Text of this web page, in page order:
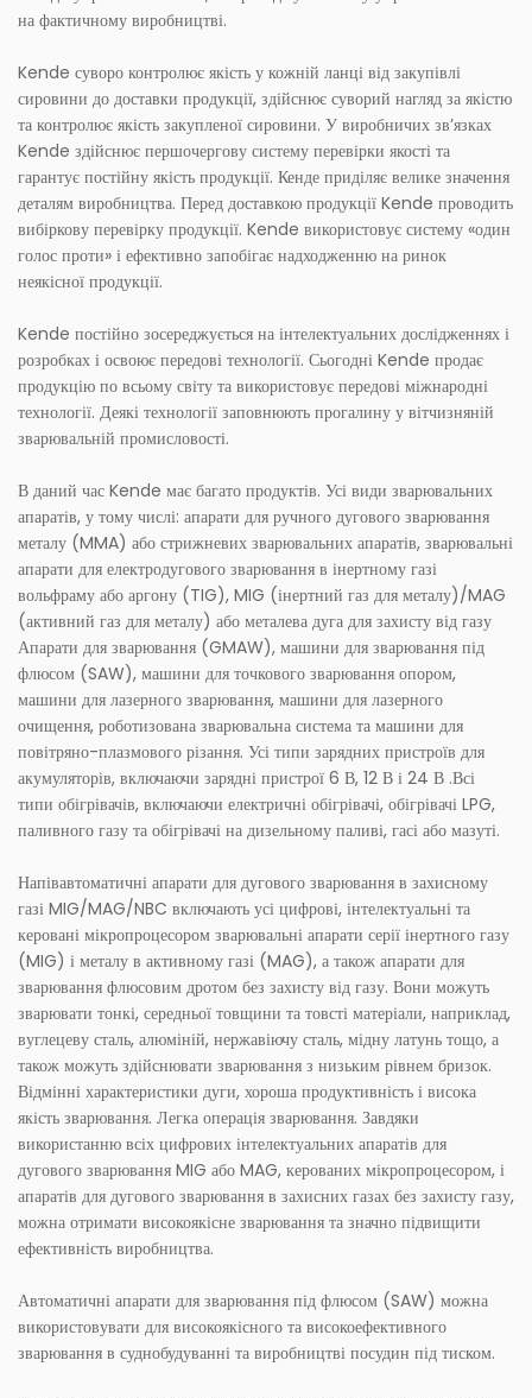
на фактичному виробництві.
Kende суворо контролює якість у кожній ланці від закупівлі
сировини до доставки продукції, здійснює суворий нагляд за якістю
та контролює якість закупленої сировини. У виробничих зв’язках
Kende здійснює першочергову систему перевірки якості та
гарантує постійну якість продукції. Кенде приділяє велике значення
деталям виробництва. Перед доставкою продукції Kende проводить
вибіркову перевірку продукції. Kende використовує систему «один
голос проти» і ефективно запобігає надходженню на ринок
неякісної продукції.
Kende постійно зосереджується на інтелектуальних дослідженнях і
розробках і освоює передові технології. Сьогодні Kende продає
продукцію по всьому світу та використовує передові міжнародні
технології. Деякі технології заповнюють прогалину у вітчизняній
зварювальній промисловості.
В даний час Kende має багато продуктів. Усі види зварювальних
апаратів, у тому числі: апарати для ручного дугового зварювання
металу (MMA) або стрижневих зварювальних апаратів, зварювальні
апарати для електродугового зварювання в інертному газі
вольфраму або аргону (TIG), MIG (інертний газ для металу)/MAG
(активний газ для металу) або металева дуга для захисту від газу
Апарати для зварювання (GMAW), машини для зварювання під
флюсом (SAW), машини для точкового зварювання опором,
машини для лазерного зварювання, машини для лазерного
очищення, роботизована зварювальна система та машини для
повітряно-плазмового різання. Усі типи зарядних пристроїв для
акумуляторів, включаючи зарядні пристрої 6 В, 12 В і 24 В .Всі
типи обігрівачів, включаючи електричні обігрівачі, обігрівачі LPG,
паливного газу та обігрівачі на дизельному паливі, гасі або мазуті.
Напівавтоматичні апарати для дугового зварювання в захисному
газі MIG/MAG/NBC включають усі цифрові, інтелектуальні та
керовані мікропроцесором зварювальні апарати серії інертного газу
(MIG) і металу в активному газі (MAG), а також апарати для
зварювання флюсовим дротом без захисту від газу. Вони можуть
зварювати тонкі, середньої товщини та товсті матеріали, наприклад,
вуглецеву сталь, алюміній, нержавіючу сталь, мідну латунь тощо, а
також можуть здійснювати зварювання з низьким рівнем бризок.
Відмінні характеристики дуги, хороша продуктивність і висока
якість зварювання. Легка операція зварювання. Завдяки
використанню всіх цифрових інтелектуальних апаратів для
дугового зварювання MIG або MAG, керованих мікропроцесором, і
апаратів для дугового зварювання в захисних газах без захисту газу,
можна отримати високоякісне зварювання та значно підвищити
ефективність виробництва.
Автоматичні апарати для зварювання під флюсом (SAW) можна
використовувати для високоякісного та високоефективного
зварювання в суднобудуванні та виробництві посудин під тиском.